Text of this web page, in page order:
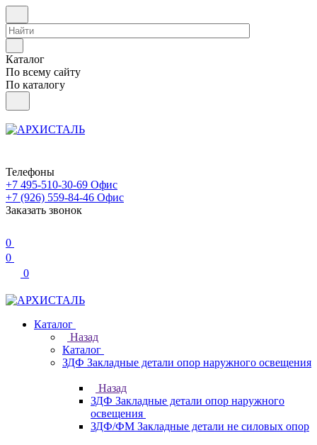
Каталог
По всему сайту
По каталогу
Телефоны
+7 495-510-30-69 Офис
+7 (926) 559-84-46 Офис
Заказать звонок
0
0
0
Каталог
Назад
Каталог
ЗДФ Закладные детали опор наружного освещения
Назад
ЗДФ Закладные детали опор наружного
освещения
ЗДФ/ФМ Закладные детали не силовых опор